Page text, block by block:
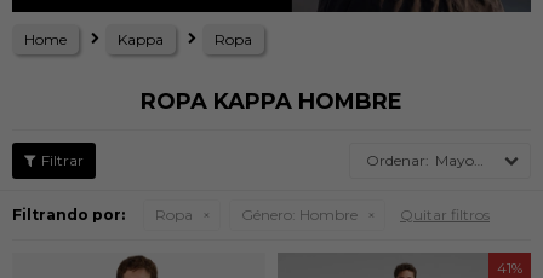
Home Kappa Ropa
ROPA KAPPA HOMBRE
Mayor precio
Filtrando por: Ropa Género: Hombre Quitar filtros
41